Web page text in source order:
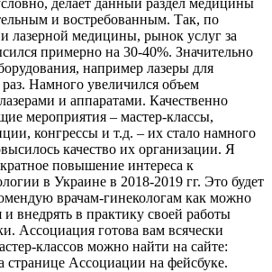
делает данный раздел медицины
и востребованным. Так, по
лазерной медицины, рынок услуг за
примерно на 30-40%. Значительно
например лазеры для
Намного увеличился объем
и аппаратами. Качественно
мероприятия – мастер-классы,
конгрессы и т.д. – их стало намного
качество их организации. Я
повышение интереса к
в Украине в 2018-2019 гг. Это будет
врачам-гинекологам как можно
и внедрять в практику своей работы
Ассоциация готова вам всячески
классов можно найти на сайте:
странице Ассоциации на фейсбуке.